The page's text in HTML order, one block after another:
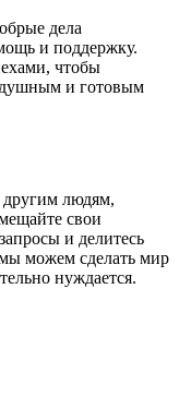
дела
и поддержку.
чтобы
и готовым
другим людям,
свои
и делитесь
можем сделать мир
нуждается.